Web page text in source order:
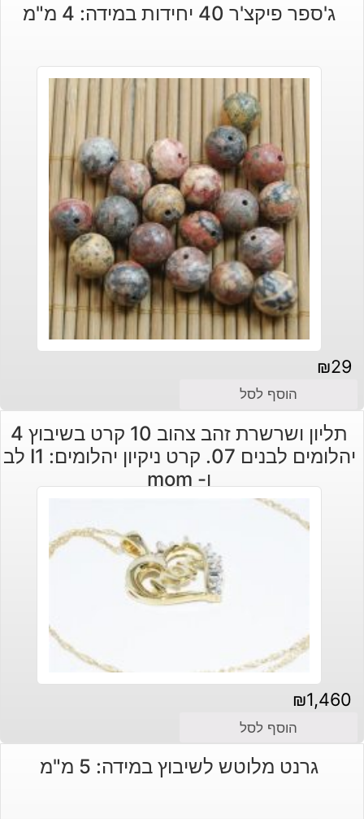
ג'ספר פיקצ'ר 40 יחידות במידה: 4 מ"מ
₪29
הוסף לסל
תליון ושרשרת זהב צהוב 10 קרט בשיבוץ 4
יהלומים לבנים 07. קרט ניקיון יהלומים: I1 לב
ו- mom
₪1,460
הוסף לסל
גרנט מלוטש לשיבוץ במידה: 5 מ"מ